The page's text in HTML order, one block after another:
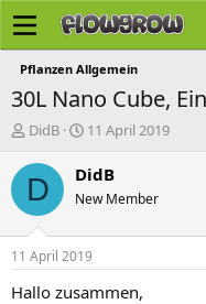
Pflanzen Allgemein
30L Nano Cube,
E
s
e
r
DidB
E
s
e
l
t
a
11 April 2019
D DidB
New Member
11 April 2019
Hallo zusammen,